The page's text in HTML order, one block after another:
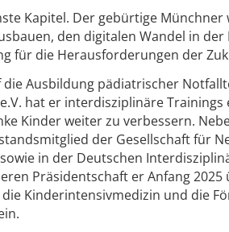
Kapitel. Der gebürtige Münchner
den digitalen Wandel in der
für die Herausforderungen der
Ausbildung pädiatrischer
hat er interdisziplinäre
Kinder weiter zu verbessern.
der Gesellschaft für
in der Deutschen
Präsidentschaft er Anfang
Kinderintensivmedizin und die